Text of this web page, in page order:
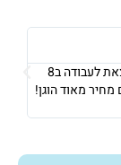
אני גרה בנתניה, אני פשוט הייתי חייבת מצבר כדי לצאת לעבודה ב8
מצבר עם מחיר מאוד הוגן!